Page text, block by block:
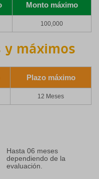
Monto máximo
100,000
y máximos
Plazo máximo
12 Meses
Hasta 06 meses
dependiendo de la
evaluación.